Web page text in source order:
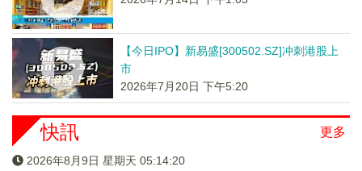
【今日IPO】新易盛[300502.SZ]冲刺港股上
市
2026年7月20日 下午5:20
更多
快訊
2026年8月9日 星期天 05:14:21